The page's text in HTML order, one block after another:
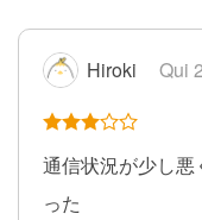
Hiroki Qui
通信状況が少し
った